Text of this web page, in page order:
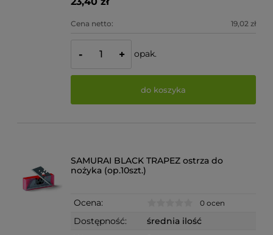
Cena netto: 19,02 zł
- + opak.
do koszyka
SAMURAI BLACK TRAPEZ ostrza do
nożyka (op.10szt.)
Ocena: 0 ocen
Dostępność:
średnia ilość